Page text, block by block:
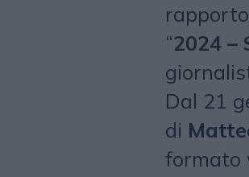
“2024 –
Dal 21
di
formato